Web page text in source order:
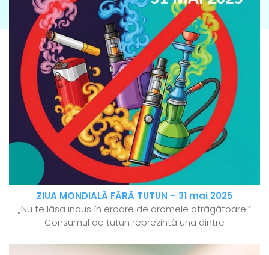
ZIUA MONDIALĂ FĂRĂ TUTUN – 31 mai 2025
„Nu te lăsa indus în eroare de aromele atrăgătoare!”
Consumul de tutun reprezintă una dintre